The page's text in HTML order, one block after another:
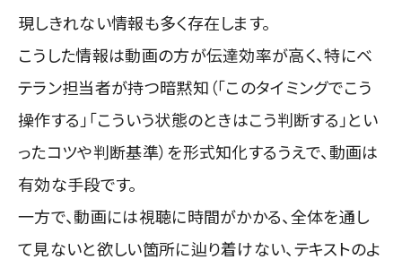
現しきれない情報も多く存在します。
こうした情報は動画の方が伝達効率が高く、特にベ
テラン担当者が持つ暗黙知（「このタイミングでこう
操作する」「こういう状態のときはこう判断する」とい
ったコツや判断基準）を形式知化するうえで、動画は
有効な手段です。
一方で、動画には視聴に時間がかかる、全体を通し
て見ないと欲しい箇所に辿り着けない、テキストのよ